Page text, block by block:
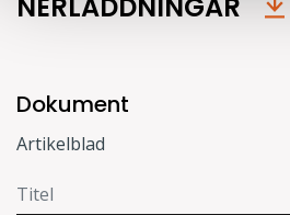
Dokument
Artikelblad